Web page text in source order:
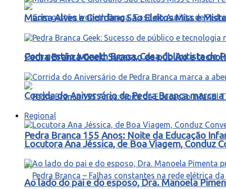
Com gestão Ivoneth Braga, Casa do Autista de
Pedra Branca 155 Anos: Noite da Educação
Marisa Alves e Giordano São Eleitos Miss e
Pedra Branca Geek: Sucesso de público e
Corrida do Aniversário de Pedra Branca marca
Regional
Locutora Ana Jéssica, de Boa Viagem, Conduz
Ao lado do pai e do esposo, Dra. Manoela